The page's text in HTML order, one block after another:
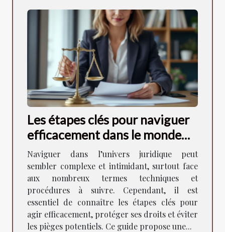
Les étapes clés pour naviguer
efficacement dans le monde
juridique
Naviguer dans l’univers juridique peut
sembler complexe et intimidant, surtout face
aux nombreux termes techniques et
procédures à suivre. Cependant, il est
essentiel de connaître les étapes clés pour
agir efficacement, protéger ses droits et éviter
les pièges potentiels. Ce guide propose une...